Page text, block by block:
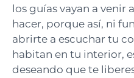
los guías vayan a venir
hacer, porque así, ni
abrirte a escuchar tu
habitan en tu interior,
deseando que te